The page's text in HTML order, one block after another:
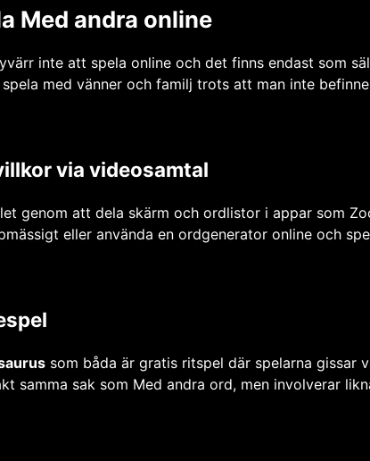
Med andra online
inte att spela online och det finns endast som
med vänner och familj trots att man inte
via videosamtal
genom att dela skärm och ordlistor i appar som
eller använda en ordgenerator online och
som båda är gratis ritspel där spelarna gissar
samma sak som Med andra ord, men involverar